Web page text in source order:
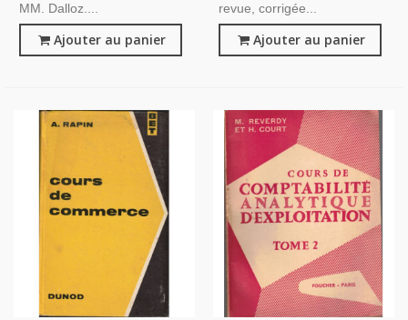
MM. Dalloz....
Ajouter au panier
revue, corrigée...
Ajouter au panier